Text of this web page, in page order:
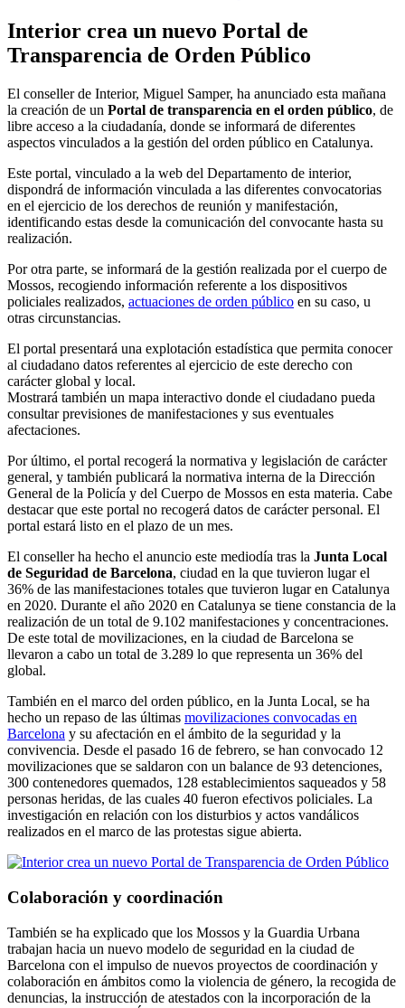
Interior crea un nuevo Portal de
Transparencia de Orden Público
El conseller de Interior, Miguel Samper, ha anunciado esta mañana
la creación de un Portal de transparencia en el orden público, de
libre acceso a la ciudadanía, donde se informará de diferentes
aspectos vinculados a la gestión del orden público en Catalunya.
Este portal, vinculado a la web del Departamento de interior,
dispondrá de información vinculada a las diferentes convocatorias
en el ejercicio de los derechos de reunión y manifestación,
identificando estas desde la comunicación del convocante hasta su
realización.
Por otra parte, se informará de la gestión realizada por el cuerpo de
Mossos, recogiendo información referente a los dispositivos
policiales realizados, actuaciones de orden público en su caso, u
otras circunstancias.
El portal presentará una explotación estadística que permita conocer
al ciudadano datos referentes al ejercicio de este derecho con
carácter global y local.
Mostrará también un mapa interactivo donde el ciudadano pueda
consultar previsiones de manifestaciones y sus eventuales
afectaciones.
Por último, el portal recogerá la normativa y legislación de carácter
general, y también publicará la normativa interna de la Dirección
General de la Policía y del Cuerpo de Mossos en esta materia. Cabe
destacar que este portal no recogerá datos de carácter personal. El
portal estará listo en el plazo de un mes.
El conseller ha hecho el anuncio este mediodía tras la Junta Local
de Seguridad de Barcelona, ​​ciudad en la que tuvieron lugar el
36% de las manifestaciones totales que tuvieron lugar en Catalunya
en 2020. Durante el año 2020 en Catalunya se tiene constancia de la
realización de un total de 9.102 manifestaciones y concentraciones.
De este total de movilizaciones, en la ciudad de Barcelona se
llevaron a cabo un total de 3.289 lo que representa un 36% del
global.
También en el marco del orden público, en la Junta Local, se ha
hecho un repaso de las últimas movilizaciones convocadas en
Barcelona y su afectación en el ámbito de la seguridad y la
convivencia. Desde el pasado 16 de febrero, se han convocado 12
movilizaciones que se saldaron con un balance de 93 detenciones,
300 contenedores quemados, 128 establecimientos saqueados y 58
personas heridas, de las cuales 40 fueron efectivos policiales. La
investigación en relación con los disturbios y actos vandálicos
realizados en el marco de las protestas sigue abierta.
Colaboración y coordinación
También se ha explicado que los Mossos y la Guardia Urbana
trabajan hacia un nuevo modelo de seguridad en la ciudad de
Barcelona con el impulso de nuevos proyectos de coordinación y
colaboración en ámbitos como la violencia de género, la recogida de
denuncias, la instrucción de atestados con la incorporación de la